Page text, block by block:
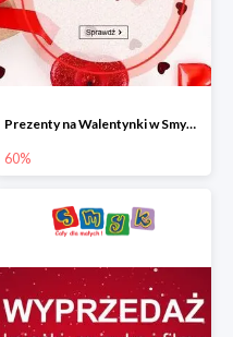
Prezenty na Walentynki w Smyku do -60%
60%